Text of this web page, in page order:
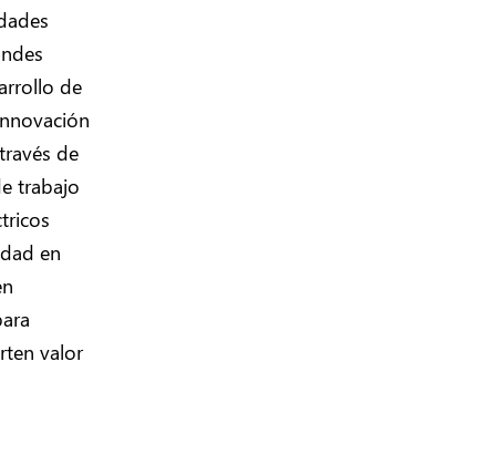
de
de
trabajo
en
valor